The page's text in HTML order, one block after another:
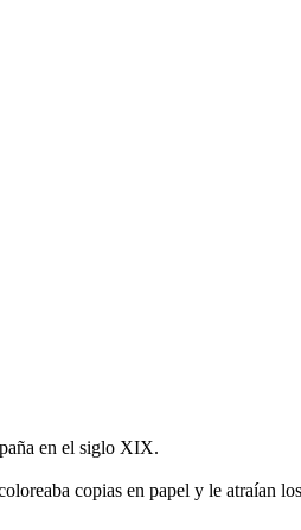
en el siglo XIX.
copias en papel y le atraían